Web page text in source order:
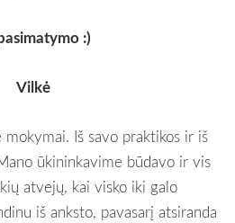
:)
Vilkė
mokymai. Iš savo praktikos ir iš
ūkininkavime būdavo ir vis
atvejų, kai visko iki galo
iš anksto, pavasarį atsiranda